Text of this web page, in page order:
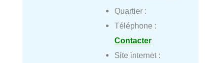
Quartier :
Téléphone :
Contacter
Site internet :